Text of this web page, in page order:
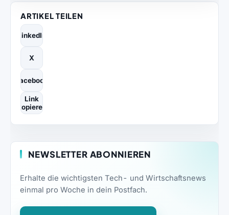
ARTIKEL TEILEN
LinkedIn
X
Facebook
Link
kopieren
NEWSLETTER ABONNIEREN
Erhalte die wichtigsten Tech- und Wirtschaftsnews
einmal pro Woche in dein Postfach.